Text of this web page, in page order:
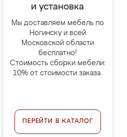
и установка
Мы доставляем мебель по
Ногинску и всей
Московской области
бесплатно!
Стоимость сборки мебели:
10% от стоимости заказа.
ПЕРЕЙТИ В КАТАЛОГ